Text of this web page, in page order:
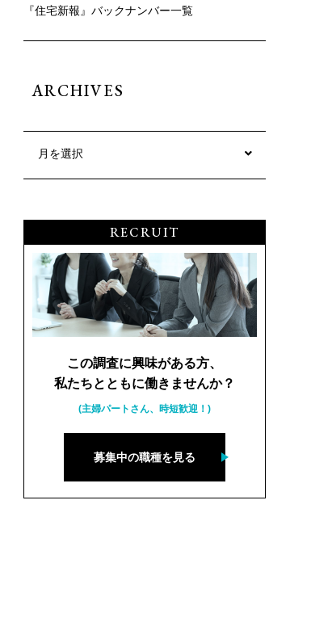
『住宅新報』バックナンバー一覧
ARCHIVES
月を選択
RECRUIT
この調査に興味がある方、
私たちとともに働きませんか？
(主婦パートさん、時短歓迎！)
募集中の職種を見る